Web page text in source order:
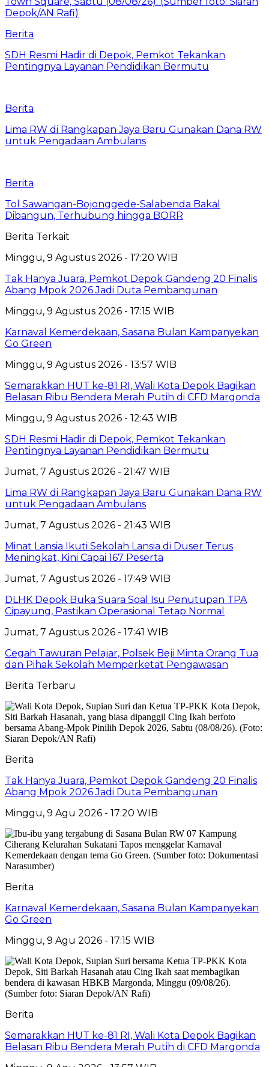
Berita
SDH Resmi Hadir di Depok, Pemkot Tekankan
Pentingnya Layanan Pendidikan Bermutu
Berita
Lima RW di Rangkapan Jaya Baru Gunakan Dana RW
untuk Pengadaan Ambulans
Berita
Tol Sawangan-Bojonggede-Salabenda Bakal
Dibangun, Terhubung hingga BORR
Berita Terkait
Minggu, 9 Agustus 2026 - 17:20 WIB
Tak Hanya Juara, Pemkot Depok Gandeng 20 Finalis
Abang Mpok 2026 Jadi Duta Pembangunan
Minggu, 9 Agustus 2026 - 17:15 WIB
Karnaval Kemerdekaan, Sasana Bulan Kampanyekan
Go Green
Minggu, 9 Agustus 2026 - 13:57 WIB
Semarakkan HUT ke-81 RI, Wali Kota Depok Bagikan
Belasan Ribu Bendera Merah Putih di CFD Margonda
Minggu, 9 Agustus 2026 - 12:43 WIB
SDH Resmi Hadir di Depok, Pemkot Tekankan
Pentingnya Layanan Pendidikan Bermutu
Jumat, 7 Agustus 2026 - 21:47 WIB
Lima RW di Rangkapan Jaya Baru Gunakan Dana RW
untuk Pengadaan Ambulans
Jumat, 7 Agustus 2026 - 21:43 WIB
Minat Lansia Ikuti Sekolah Lansia di Duser Terus
Meningkat, Kini Capai 167 Peserta
Jumat, 7 Agustus 2026 - 17:49 WIB
DLHK Depok Buka Suara Soal Isu Penutupan TPA
Cipayung, Pastikan Operasional Tetap Normal
Jumat, 7 Agustus 2026 - 17:41 WIB
Cegah Tawuran Pelajar, Polsek Beji Minta Orang Tua
dan Pihak Sekolah Memperketat Pengawasan
Berita Terbaru
Berita
Tak Hanya Juara, Pemkot Depok Gandeng 20 Finalis
Abang Mpok 2026 Jadi Duta Pembangunan
Minggu, 9 Agu 2026 - 17:20 WIB
Berita
Karnaval Kemerdekaan, Sasana Bulan Kampanyekan
Go Green
Minggu, 9 Agu 2026 - 17:15 WIB
Berita
Semarakkan HUT ke-81 RI, Wali Kota Depok Bagikan
Belasan Ribu Bendera Merah Putih di CFD Margonda